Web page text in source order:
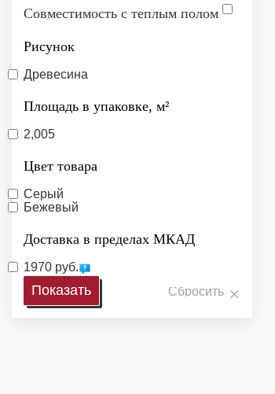
Совместимость с теплым полом
Рисунок
Древесина
Площадь в упаковке, м²
2,005
Цвет товара
Серый
Бежевый
Доставка в пределах МКАД
1970 руб.